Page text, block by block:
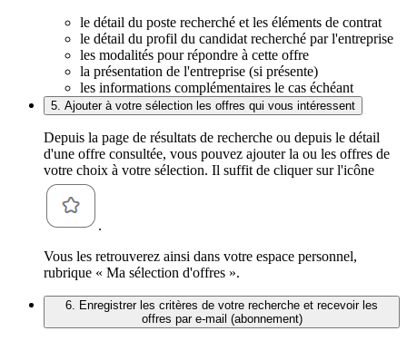
le détail du poste recherché et les éléments de contrat
le détail du profil du candidat recherché par l'entreprise
les modalités pour répondre à cette offre
la présentation de l'entreprise (si présente)
les informations complémentaires le cas échéant
5. Ajouter à votre sélection les offres qui vous intéressent
Depuis la page de résultats de recherche ou depuis le détail
d'une offre consultée, vous pouvez ajouter la ou les offres de
votre choix à votre sélection. Il suffit de cliquer sur l'icône
.
Vous les retrouverez ainsi dans votre espace personnel,
rubrique « Ma sélection d'offres ».
6. Enregistrer les critères de votre recherche et recevoir les
offres par e-mail (abonnement)